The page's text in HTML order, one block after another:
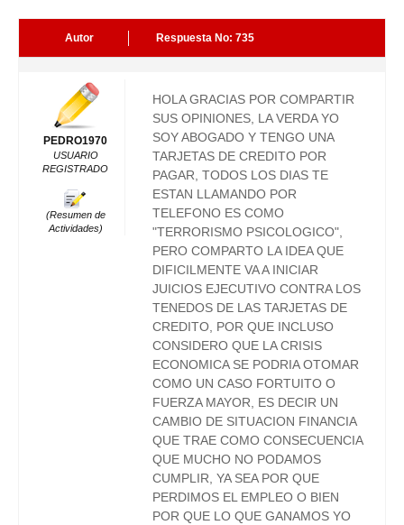
Autor Respuesta No: 735
PEDRO1970
USUARIO
REGISTRADO
(Resumen de
Actividades)
HOLA GRACIAS POR COMPARTIR
SUS OPINIONES, LA VERDA YO
SOY ABOGADO Y TENGO UNA
TARJETAS DE CREDITO POR
PAGAR, TODOS LOS DIAS TE
ESTAN LLAMANDO POR
TELEFONO ES COMO
"TERRORISMO PSICOLOGICO",
PERO COMPARTO LA IDEA QUE
DIFICILMENTE VA A INICIAR
JUICIOS EJECUTIVO CONTRA LOS
TENEDOS DE LAS TARJETAS DE
CREDITO, POR QUE INCLUSO
CONSIDERO QUE LA CRISIS
ECONOMICA SE PODRIA OTOMAR
COMO UN CASO FORTUITO O
FUERZA MAYOR, ES DECIR UN
CAMBIO DE SITUACION FINANCIA
QUE TRAE COMO CONSECUENCIA
QUE MUCHO NO PODAMOS
CUMPLIR, YA SEA POR QUE
PERDIMOS EL EMPLEO O BIEN
POR QUE LO QUE GANAMOS YO